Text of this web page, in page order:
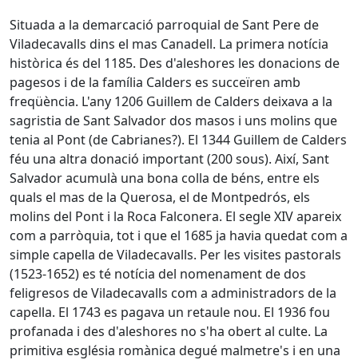
Situada a la demarcació parroquial de Sant Pere de
Viladecavalls dins el mas Canadell. La primera notícia
històrica és del 1185. Des d'aleshores les donacions de
pagesos i de la família Calders es succeïren amb
freqüència. L'any 1206 Guillem de Calders deixava a la
sagristia de Sant Salvador dos masos i uns molins que
tenia al Pont (de Cabrianes?). El 1344 Guillem de Calders
féu una altra donació important (200 sous). Així, Sant
Salvador acumulà una bona colla de béns, entre els
quals el mas de la Querosa, el de Montpedrós, els
molins del Pont i la Roca Falconera. El segle XIV apareix
com a parròquia, tot i que el 1685 ja havia quedat com a
simple capella de Viladecavalls. Per les visites pastorals
(1523-1652) es té notícia del nomenament de dos
feligresos de Viladecavalls com a administradors de la
capella. El 1743 es pagava un retaule nou. El 1936 fou
profanada i des d'aleshores no s'ha obert al culte. La
primitiva església romànica degué malmetre's i en una